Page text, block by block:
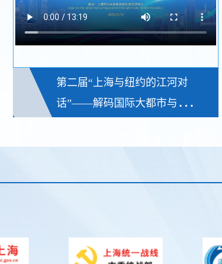
第二届“上海与纽约的江河对
话”——解码国际大都市与国际